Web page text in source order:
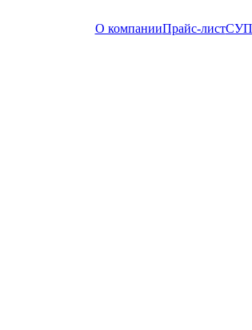
О компанииПрайс-лист